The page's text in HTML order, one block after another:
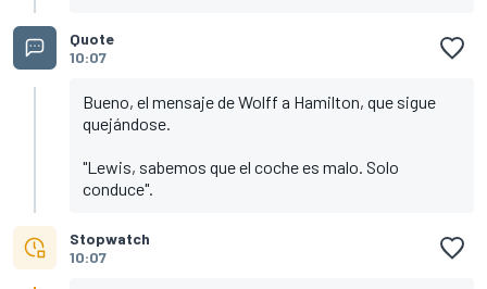
Quote
10:07
Bueno, el mensaje de Wolff a Hamilton, que sigue
quejándose.
"Lewis, sabemos que el coche es malo. Solo
conduce".
Stopwatch
10:07